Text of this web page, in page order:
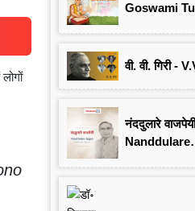
Goswami
वी. वी. गिरी -
नंददुलारे
Nanddulare